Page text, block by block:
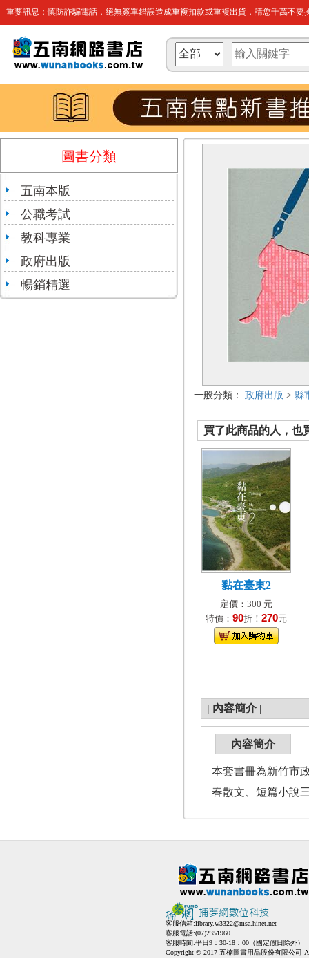
重要訊息：慎防詐騙電話，絕無簽單錯誤造成重複扣款或重複出貨，請您千萬不要
圖書分類
五南本版
公職考試
教科專業
政府出版
暢銷精選
一般分類： 政府出版 > 縣
買了此商品的人，也
黏在臺東2
定價：300 元
特價： 90折！ 270元
| 內容簡介 |
內容簡介
本套書冊為新竹市
春散文、短篇小說
客服信箱:library.w3322@msa.hinet.net
客服電話:(07)2351960
客服時間:平日9：30-18：00（國定假日除外）
Copyright © 2017 五楠圖書用品股份有限公司